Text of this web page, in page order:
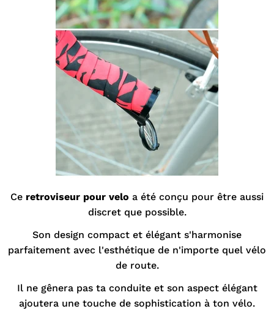
Ce retroviseur pour velo a été conçu pour être aussi
discret que possible.
Son design compact et élégant s'harmonise
parfaitement avec l'esthétique de n'importe quel vélo
de route.
Il ne gênera pas ta conduite et son aspect élégant
ajoutera une touche de sophistication à ton vélo.